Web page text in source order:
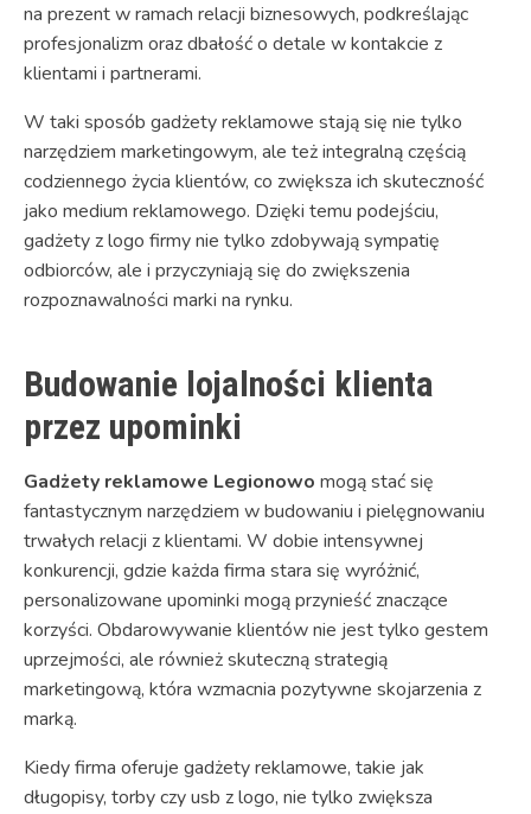
na prezent w ramach relacji biznesowych, podkreślając
profesjonalizm oraz dbałość o detale w kontakcie z
klientami i partnerami.
W taki sposób gadżety reklamowe stają się nie tylko
narzędziem marketingowym, ale też integralną częścią
codziennego życia klientów, co zwiększa ich skuteczność
jako medium reklamowego. Dzięki temu podejściu,
gadżety z logo firmy nie tylko zdobywają sympatię
odbiorców, ale i przyczyniają się do zwiększenia
rozpoznawalności marki na rynku.
Budowanie lojalności klienta
przez upominki
Gadżety reklamowe Legionowo mogą stać się
fantastycznym narzędziem w budowaniu i pielęgnowaniu
trwałych relacji z klientami. W dobie intensywnej
konkurencji, gdzie każda firma stara się wyróżnić,
personalizowane upominki mogą przynieść znaczące
korzyści. Obdarowywanie klientów nie jest tylko gestem
uprzejmości, ale również skuteczną strategią
marketingową, która wzmacnia pozytywne skojarzenia z
marką.
Kiedy firma oferuje gadżety reklamowe, takie jak
długopisy, torby czy usb z logo, nie tylko zwiększa